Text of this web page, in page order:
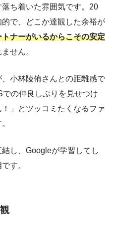
ち着いた雰囲気です。20
で、どこか達観した余裕が
トナーがいるからこその安定
せん。
小林陵侑さんとの距離感で
の仲良しぶりを見せつけ
」とツッコミたくなるファ
し、Googleが学習してし
す。